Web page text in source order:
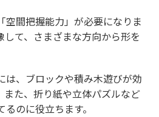
空間把握能力」が必要になりま
して、さまざまな方向から形を
は、ブロックや積み木遊びが効
また、折り紙や立体パズルなど
のに役立ちます。